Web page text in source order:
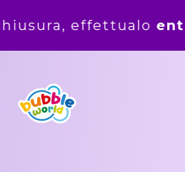
effettualoentrola